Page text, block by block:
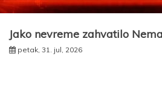
Jako nevreme zahvatilo
petak, 31. jul, 2026